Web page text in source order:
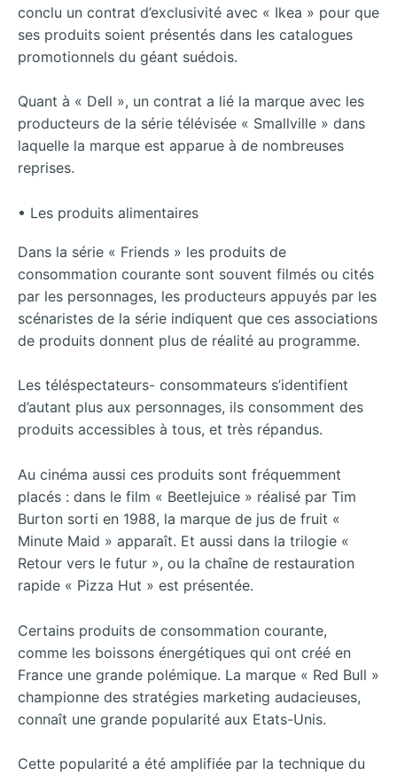
conclu un contrat d’exclusivité avec « Ikea » pour que
ses produits soient présentés dans les catalogues
promotionnels du géant suédois.
Quant à « Dell », un contrat a lié la marque avec les
producteurs de la série télévisée « Smallville » dans
laquelle la marque est apparue à de nombreuses
reprises.
• Les produits alimentaires
Dans la série « Friends » les produits de
consommation courante sont souvent filmés ou cités
par les personnages, les producteurs appuyés par les
scénaristes de la série indiquent que ces associations
de produits donnent plus de réalité au programme.
Les téléspectateurs- consommateurs s’identifient
d’autant plus aux personnages, ils consomment des
produits accessibles à tous, et très répandus.
Au cinéma aussi ces produits sont fréquemment
placés : dans le film « Beetlejuice » réalisé par Tim
Burton sorti en 1988, la marque de jus de fruit «
Minute Maid » apparaît. Et aussi dans la trilogie «
Retour vers le futur », ou la chaîne de restauration
rapide « Pizza Hut » est présentée.
Certains produits de consommation courante,
comme les boissons énergétiques qui ont créé en
France une grande polémique. La marque « Red Bull »
championne des stratégies marketing audacieuses,
connaît une grande popularité aux Etats-Unis.
Cette popularité a été amplifiée par la technique du